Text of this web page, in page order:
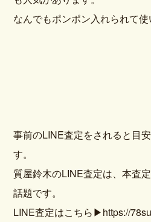
なんでもポンポン入れられて使
事前のLINE査定をされると目
す。
質屋鈴木のLINE査定は、本査
話題です。
LINE査定はこちら▶https://